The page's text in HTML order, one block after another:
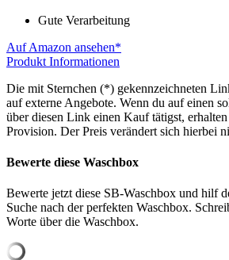
Gute Verarbeitung
Auf Amazon ansehen*
Produkt Informationen
Die mit Sternchen (*) gekennzeichneten
auf externe Angebote. Wenn du auf einen
über diesen Link einen Kauf tätigst,
Provision. Der Preis verändert sich hierbei
Bewerte diese Waschbox
Bewerte jetzt diese SB-Waschbox und hilf
Suche nach der perfekten Waschbox.
Worte über die Waschbox.